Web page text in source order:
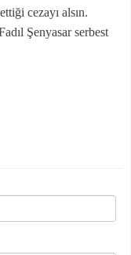
cezayı alsın.
Şenyasar serbest